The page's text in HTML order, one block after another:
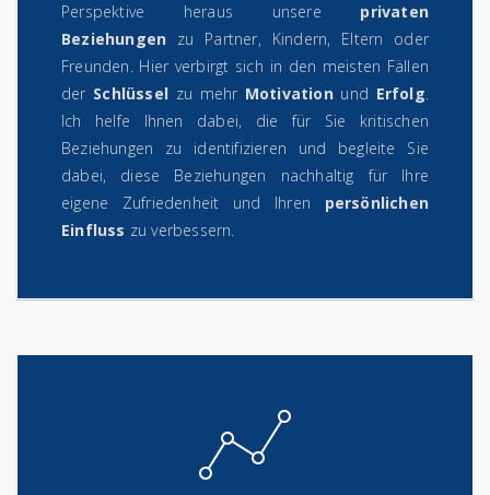
Perspektive heraus unsere privaten
Beziehungen zu Partner, Kindern, Eltern oder
Freunden. Hier verbirgt sich in den meisten Fällen
der Schlüsselzu mehr Motivationund Erfolg.
Ich helfe Ihnen dabei, die für Sie kritischen
Beziehungen zu identifizieren und begleite Sie
dabei, diese Beziehungen nachhaltig für Ihre
eigene Zufriedenheit und Ihren persönlichen
Einfluss zu verbessern.